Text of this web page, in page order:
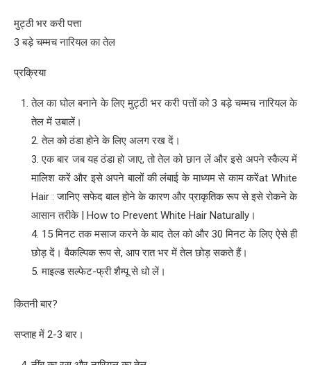
मुट्ठी भर करी पत्ता
3 बड़े चम्मच नारियल का तेल
प्रक्रिया
तेल का घोल बनाने के लिए मुट्ठी भर करी पत्तों को 3 बड़े चम्मच नारियल के
तेल में उबालें।
2. तेल को ठंडा होने के लिए अलग रख दें।
3. एक बार जब यह ठंडा हो जाए, तो तेल को छान लें और इसे अपने स्कैल्प में
मालिश करें और इसे अपने बालों की लंबाई के माध्यम से काम करेंat White
Hair : जानिए सफेद बाल होने के कारण और प्राकृतिक रूप से इसे रोकने के
आसान तरीके | How to Prevent White Hair Naturally।
4. 15 मिनट तक मसाज करने के बाद तेल को और 30 मिनट के लिए ऐसे ही
छोड़ दें। वैकल्पिक रूप से, आप रात भर में तेल छोड़ सकते हैं।
5. माइल्ड सल्फेट-फ्री शैम्पू से धो लें।
कितनी बार?
सप्ताह में 2-3 बार।